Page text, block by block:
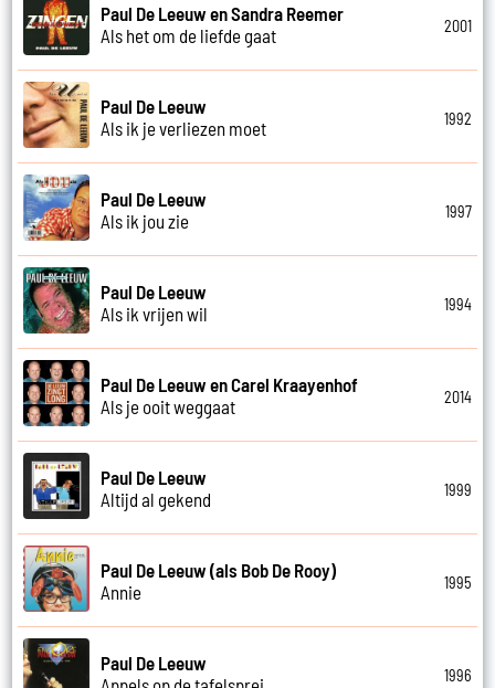
Paul De Leeuw en Sandra Reemer
Als het om de liefde gaat
2001
Paul De Leeuw
Als ik je verliezen moet
1992
Paul De Leeuw
Als ik jou zie
1997
Paul De Leeuw
Als ik vrijen wil
1994
Paul De Leeuw en Carel Kraayenhof
Als je ooit weggaat
2014
Paul De Leeuw
Altijd al gekend
1999
Paul De Leeuw (als Bob De Rooy)
Annie
1995
Paul De Leeuw
1996